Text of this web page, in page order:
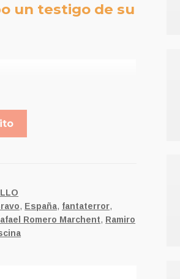
un testigo de su
, España, fantaterror,
Romero Marchent, Ramiro